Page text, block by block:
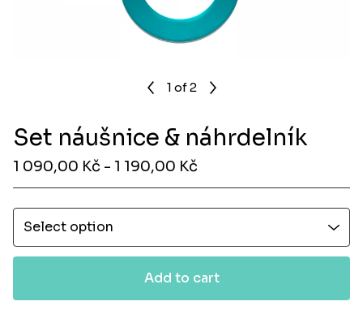
1 of 2
Set náušnice & náhrdelník
1 090,00 Kč - 1 190,00 Kč
Add to cart